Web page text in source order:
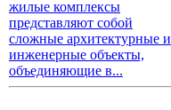
жилые комплексы
представляют собой
сложные архитектурные и
инженерные объекты,
объединяющие в...